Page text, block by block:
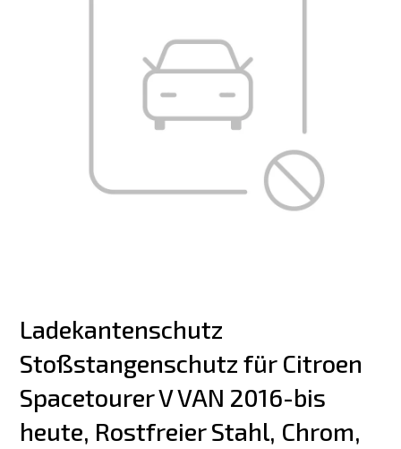
Ladekantenschutz
Stoßstangenschutz für Citroen
Spacetourer V VAN 2016-bis
heute, Rostfreier Stahl, Chrom,